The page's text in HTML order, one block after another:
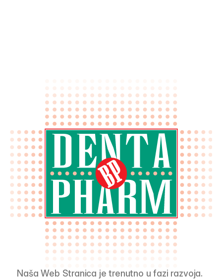
Naša Web Stranica je trenutno u fazi razvoja.